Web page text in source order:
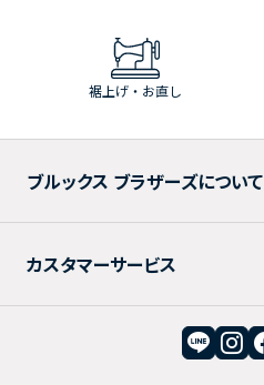
裾上げ・お直し
ブルックス ブラザーズについて
カスタマーサービス